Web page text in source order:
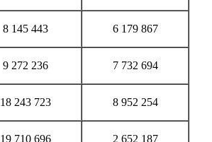
8 145 443 6 179 867
9 272 236 7 732 694
18 243 723 8 952 254
19 710 696 2 652 187